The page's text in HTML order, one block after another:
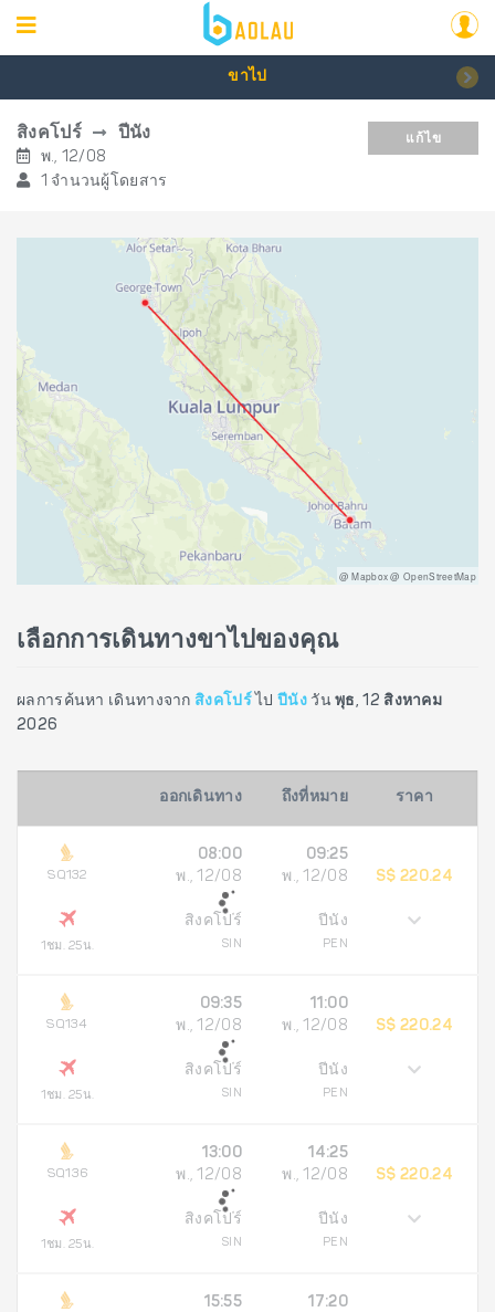
ขาไป
สิงคโปร์ ปีนัง
พ., 12/08
1 จำนวนผู้โดยสาร
แก้ไข
@ Mapbox @ OpenStreetMap
เลือกการเดินทางขาไปของคุณ
ผลการค้นหา เดินทางจาก สิงคโปร์ไปปีนังวันพุธ, 12 สิงหาคม
2026
ออกเดินทาง ถึงที่หมาย ราคา
SQ132
1ชม. 25น.
08:00
พ., 12/08
สิงคโปร์
SIN
09:25
พ., 12/08
ปีนัง
PEN
S$ 220.24
SQ134
1ชม. 25น.
09:35
พ., 12/08
สิงคโปร์
SIN
11:00
พ., 12/08
ปีนัง
PEN
S$ 220.24
SQ136
1ชม. 25น.
13:00
พ., 12/08
สิงคโปร์
SIN
14:25
พ., 12/08
ปีนัง
PEN
S$ 220.24
15:55
17:20